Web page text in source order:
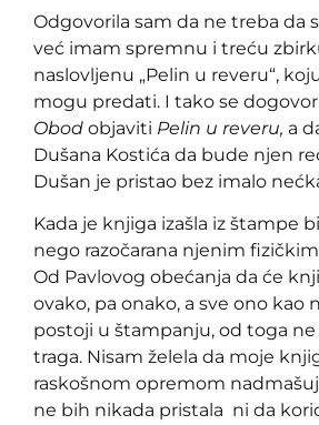
Odgovorila sam da ne treba da
već imam spremnu i treću
naslovljenu „Pelin u reveru“,
mogu predati. I tako se
Obod objaviti Pelin u reveru, a
Dušana Kostića da bude njen
Dušan je pristao bez imalo
Kada je knjiga izašla iz štampe
nego razočarana njenim
Od Pavlovog obećanja da će
ovako, pa onako, a sve ono kao
postoji u štampanju, od toga ne
traga. Nisam želela da moje
raskošnom opremom
ne bih nikada pristala ni da